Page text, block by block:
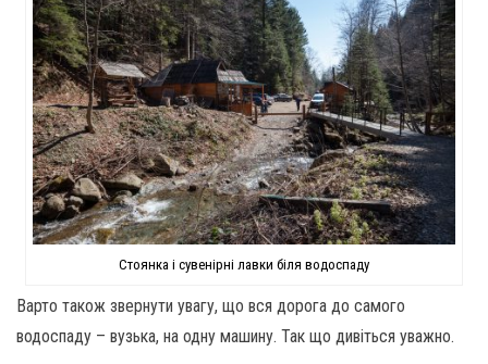
Стоянка і сувенірні лавки біля водоспаду
Варто також звернути увагу, що вся дорога до самого
водоспаду – вузька, на одну машину. Так що дивіться уважно.